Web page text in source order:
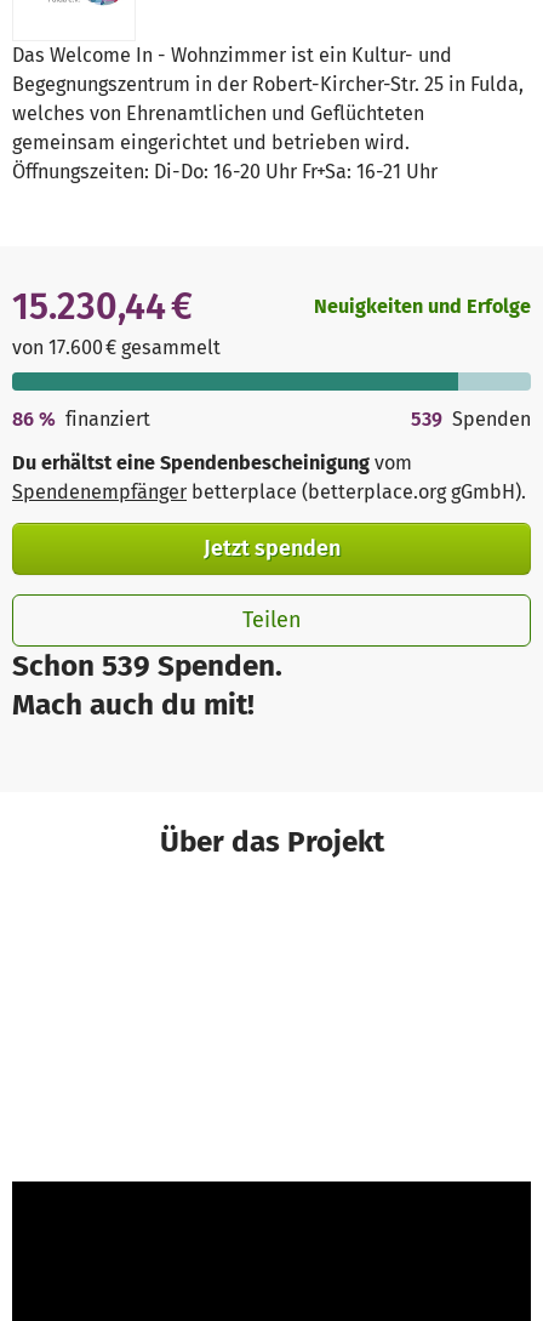
Das Welcome In - Wohnzimmer ist ein Kultur- und
Begegnungszentrum in der Robert-Kircher-Str. 25 in Fulda,
welches von Ehrenamtlichen und Geflüchteten
gemeinsam eingerichtet und betrieben wird.
Öffnungszeiten: Di-Do: 16-20 Uhr Fr+Sa: 16-21 Uhr
Schon 539 Spenden.
Mach auch du mit!
15.230,44 €
von 17.600 € gesammelt
Neuigkeiten und Erfolge
86 % finanziert 539 Spenden
Du erhältst eine Spendenbescheinigung vom
Spendenempfänger betterplace (betterplace.org gGmbH).
Jetzt spenden
Teilen
Über das Projekt